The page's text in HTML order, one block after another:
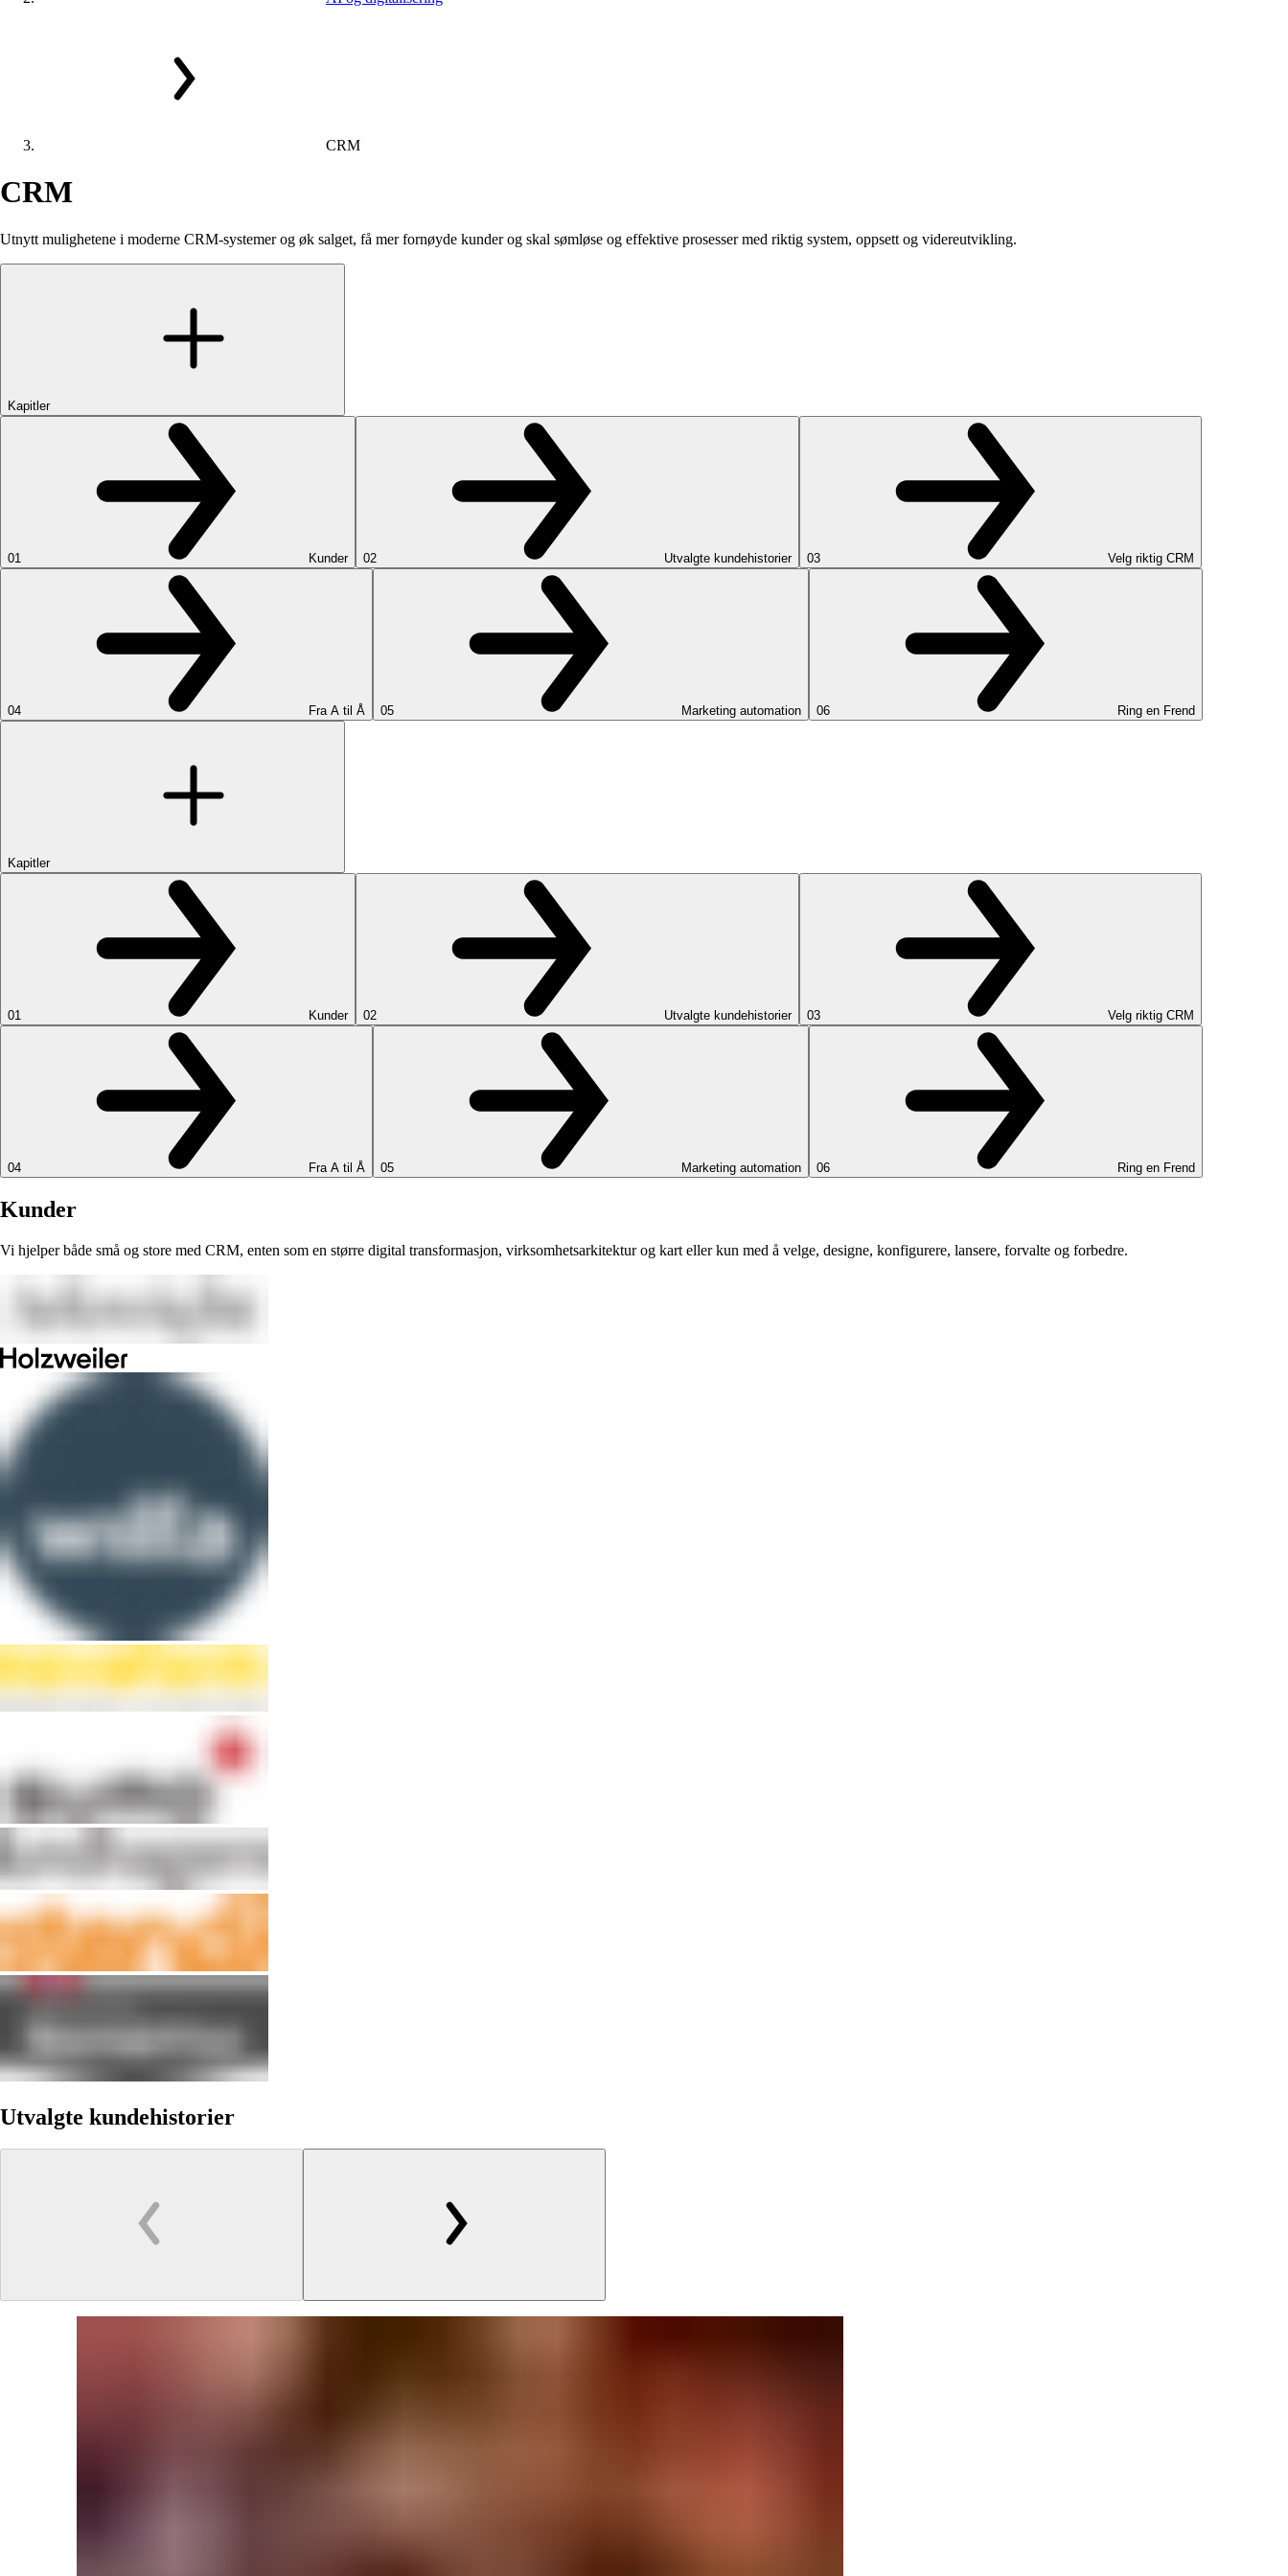
CRM
CRM
Utnytt mulighetene i moderne CRM-systemer og øk salget, få mer fornøyde kunder og skal sømløse og effektive prosesser med riktig system, oppsett og videreutvikling.
Kapitler
01 Kunder 02 Utvalgte kundehistorier 03 Velg riktig CRM
04 Fra A til Å 05 Marketing automation 06 Ring en Frend
Kapitler
01 Kunder 02 Utvalgte kundehistorier 03 Velg riktig CRM
04 Fra A til Å 05 Marketing automation 06 Ring en Frend
Kunder
Vi hjelper både små og store med CRM, enten som en større digital transformasjon, virksomhetsarkitektur og kart eller kun med å velge, designe, konfigurere, lansere, forvalte og forbedre.
Utvalgte kundehistorier